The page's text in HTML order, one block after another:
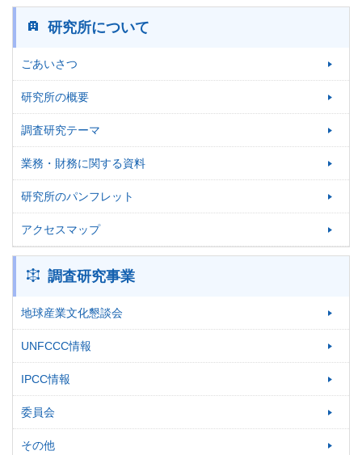
研究所について
ごあいさつ
研究所の概要
調査研究テーマ
業務・財務に関する資料
研究所のパンフレット
アクセスマップ
調査研究事業
地球産業文化懇談会
UNFCCC情報
IPCC情報
委員会
その他